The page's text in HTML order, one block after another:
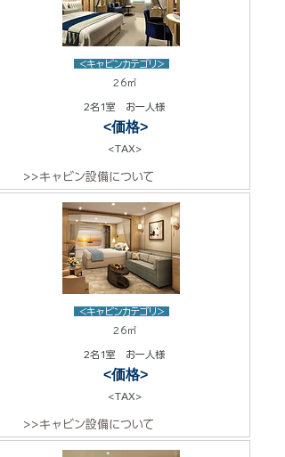
<キャビンカテゴリ>
26㎡
2名1室 お一人様
<価格>
<TAX>
>>キャビン設備について
<キャビンカテゴリ>
26㎡
2名1室 お一人様
<価格>
<TAX>
>>キャビン設備について